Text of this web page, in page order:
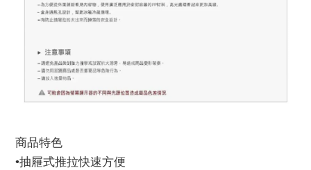
商品特色
•抽屜式推拉快速方便